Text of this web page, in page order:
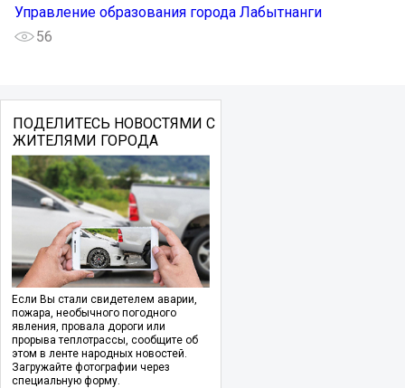
Управление образования города Лабытнанги
56
ПОДЕЛИТЕСЬ НОВОСТЯМИ С
ЖИТЕЛЯМИ ГОРОДА
Если Вы стали свидетелем аварии,
пожара, необычного погодного
явления, провала дороги или
прорыва теплотрассы, сообщите об
этом в ленте народных новостей.
Загружайте фотографии через
специальную форму.